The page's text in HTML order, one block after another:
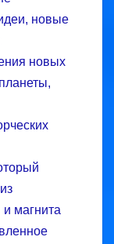
новые
новых
и магнита